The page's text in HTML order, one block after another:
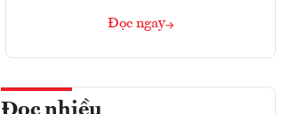
Đọc ngay